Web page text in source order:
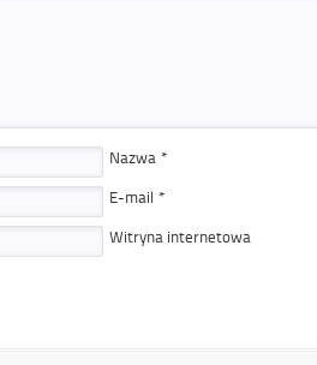
Nazwa *
E-mail *
Witryna internetowa